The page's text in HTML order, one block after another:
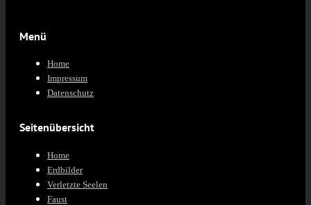
Menü
Home
Impressum
Datenschutz
Seitenübersicht
Home
Erdbilder
Verletzte Seelen
Faust